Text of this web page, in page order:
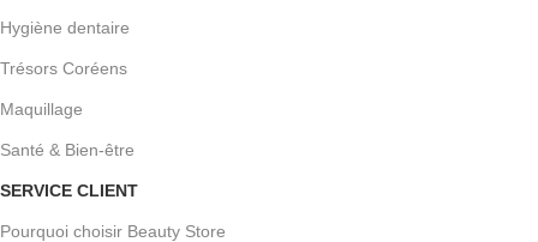
Hygiène dentaire
Trésors Coréens
Maquillage
Santé & Bien-être
SERVICE CLIENT
Pourquoi choisir Beauty Store